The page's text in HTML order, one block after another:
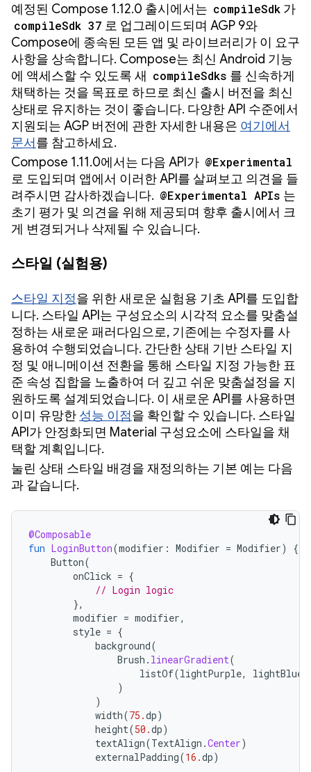
예정된 Compose 1.12.0 출시에서는 compileSdk 가
compileSdk 37 로 업그레이드되며 AGP 9와
Compose에 종속된 모든 앱 및 라이브러리가 이 요구
사항을 상속합니다. Compose는 최신 Android 기능
에 액세스할 수 있도록 새 compileSdks 를 신속하게
채택하는 것을 목표로 하므로 최신 출시 버전을 최신
상태로 유지하는 것이 좋습니다. 다양한 API 수준에서
지원되는 AGP 버전에 관한 자세한 내용은 여기에서
문서를 참고하세요.
Compose 1.11.0에서는 다음 API가 @Experimental
로 도입되며 앱에서 이러한 API를 살펴보고 의견을 들
려주시면 감사하겠습니다. @Experimental APIs 는
초기 평가 및 의견을 위해 제공되며 향후 출시에서 크
게 변경되거나 삭제될 수 있습니다.
스타일 (실험용)
스타일 지정을 위한 새로운 실험용 기초 API를 도입합
니다. 스타일 API는 구성요소의 시각적 요소를 맞춤설
정하는 새로운 패러다임으로, 기존에는 수정자를 사
용하여 수행되었습니다. 간단한 상태 기반 스타일 지
정 및 애니메이션 전환을 통해 스타일 지정 가능한 표
준 속성 집합을 노출하여 더 깊고 쉬운 맞춤설정을 지
원하도록 설계되었습니다. 이 새로운 API를 사용하면
이미 유망한 성능 이점을 확인할 수 있습니다. 스타일
API가 안정화되면 Material 구성요소에 스타일을 채
택할 계획입니다.
눌린 상태 스타일 배경을 재정의하는 기본 예는 다음
과 같습니다.
@Composable
fun LoginButton(modifier : Modifier = Modifier)
{
Button(
onClick = {
// Login logic
},
modifier = modifier,
style = {
background(
Brush . linearGradient(
listOf(lightPurple, lightBlue
)
)
width(75.dp)
height(50.dp)
textAlign(TextAlign .Center)
externalPadding(16.dp)